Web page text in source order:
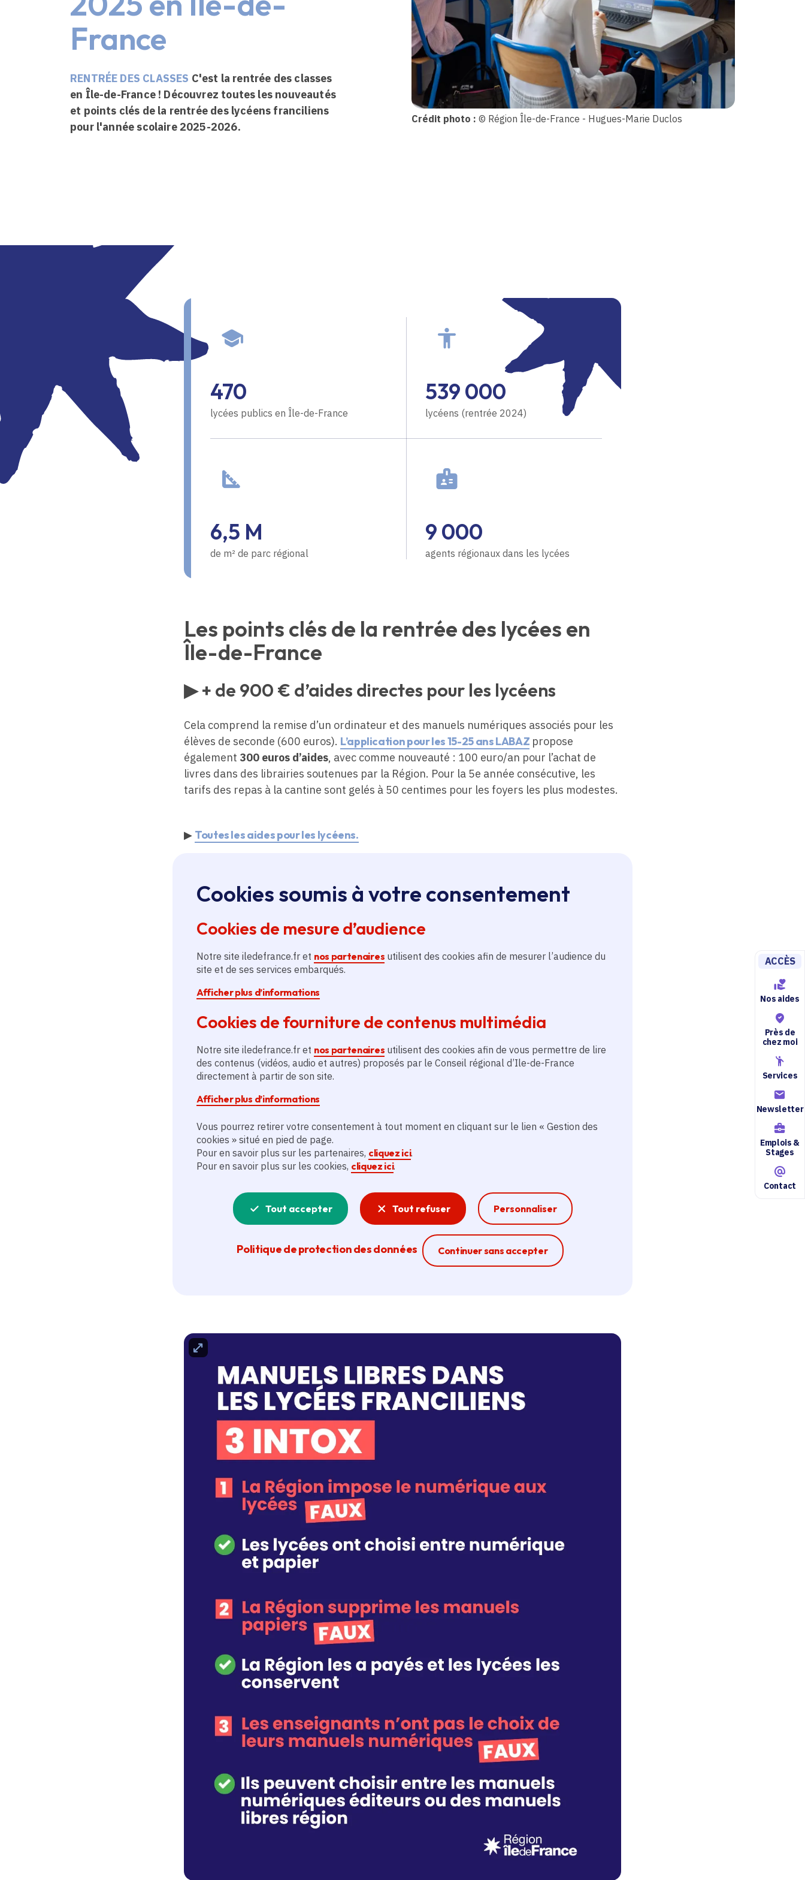
Cookies soumis à votre consentement
Cookies de mesure d’audience
Notre site iledefrance.fr et nos partenaires utilisent des cookies afin de mesurer l’audience du
site et de ses services embarqués.
Afficher plus d’informations
Cookies de fourniture de contenus multimédia
Notre site iledefrance.fr et nos partenaires utilisent des cookies afin de vous permettre de lire
des contenus (vidéos, audio et autres) proposés par le Conseil régional d’Ile-de-France
directement à partir de son site.
Afficher plus d’informations
Vous pourrez retirer votre consentement à tout moment en cliquant sur le lien « Gestion des
cookies » situé en pied de page.
Pour en savoir plus sur les partenaires, cliquez ici.
Pour en savoir plus sur les cookies, cliquez ici.
Tout accepter Tout refuser Personnaliser
Politique de protection des données Continuer sans accepter
Ferme la modale
ACCÈS
Nos aides
Près de
chez moi
Services
Newsletter
Emplois &
Stages
Contact
France
RENTRÉE DES CLASSES C'est la rentrée des classes
en Île-de-France ! Découvrez toutes les nouveautés
et points clés de la rentrée des lycéens franciliens
pour l'année scolaire 2025-2026.
Crédit photo : © Région Île-de-France - Hugues-Marie Duclos
470
lycées publics en Île-de-France
539 000
lycéens (rentrée 2024)
6,5 M
de m² de parc régional
9 000
agents régionaux dans les lycées
Les points clés de la rentrée des lycées en
Île-de-France
▶ + de 900 € d’aides directes pour les lycéens
Cela comprend la remise d’un ordinateur et des manuels numériques associés pour les
élèves de seconde (600 euros). L’application pour les 15-25 ans LABAZ propose
également 300 euros d’aides, avec comme nouveauté : 100 euro/an pour l’achat de
livres dans des librairies soutenues par la Région. Pour la 5e année consécutive, les
tarifs des repas à la cantine sont gelés à 50 centimes pour les foyers les plus modestes.
▶ Toutes les aides pour les lycéens.
▶ 50 manuels libres disponibles à la rentrée
numérique dédié. Cette année, un module d’IA (Pearltrees Spirit) accompagnera les
enseignants dans la création, l’adaptation et l’enrichissement de ressources
pédagogiques.
Des questions sur les manuels scolaires ?
Manuels scolaires - FAQ/Questions fréquentes